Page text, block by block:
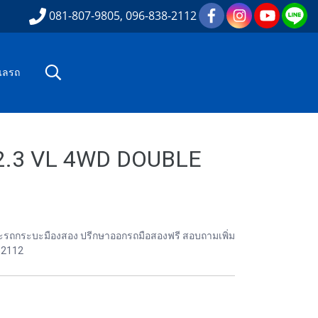
081-807-9805, 096-838-2112
ลรถ
VL 4WD DOUBLE
ถกระบะมืองสอง ปรีกษาออกรถมือสองฟรี สอบถามเพิ่ม